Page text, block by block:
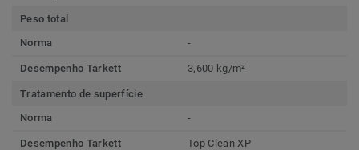
Peso total
Norma
-
Desempenho Tarkett 3,600 kg/m²
Tratamento de superfície
Norma
-
Desempenho Tarkett Top Clean XP